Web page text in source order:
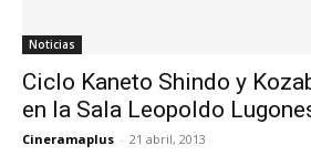
Noticias
Ciclo Kaneto Shindo y
en la Sala Leopoldo
Cineramaplus - 21 abril, 2013